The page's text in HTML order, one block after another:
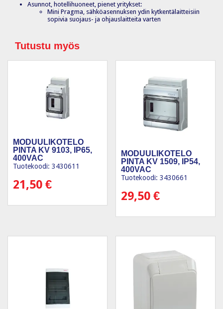
Asunnot, hotellihuoneet, pienet yritykset:
Mini Pragma, sähköasennuksen ydin kytkentälaitteisiin
sopivia suojaus- ja ohjauslaitteita varten
Tutustu myös
MODUULIKOTELO
PINTA KV 9103, IP65,
400VAC
Tuotekoodi: 3430611
21,50 €
MODUULIKOTELO
PINTA KV 1509, IP54,
400VAC
Tuotekoodi: 3430661
29,50€